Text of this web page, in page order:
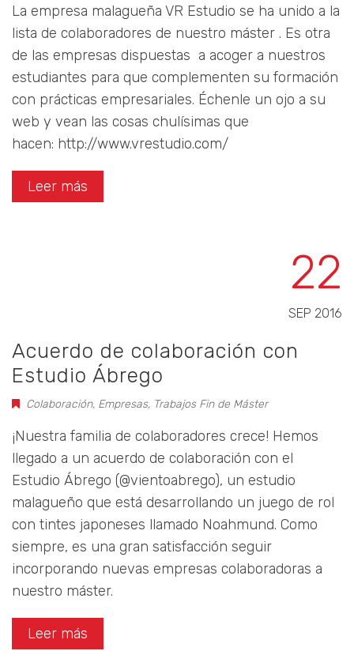
La empresa malagueña VR Estudio se ha unido a la
lista de colaboradores de nuestro máster . Es otra
de las empresas dispuestas a acoger a nuestros
estudiantes para que complementen su formación
con prácticas empresariales. Échenle un ojo a su
web y vean las cosas chulísimas que
hacen: http://www.vrestudio.com/
Leer más
22
SEP 2016
Acuerdo de colaboración con
Estudio Ábrego
Colaboración, Empresas, Trabajos Fin de Máster
¡Nuestra familia de colaboradores crece! Hemos
llegado a un acuerdo de colaboración con el
Estudio Ábrego (@vientoabrego), un estudio
malagueño que está desarrollando un juego de rol
con tintes japoneses llamado Noahmund. Como
siempre, es una gran satisfacción seguir
incorporando nuevas empresas colaboradoras a
nuestro máster.
Leer más